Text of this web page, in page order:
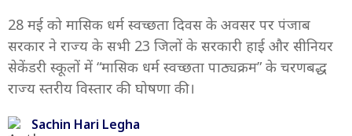
28 मई को मासिक धर्म स्वच्छता दिवस के अवसर पर पंजाब
सरकार ने राज्य के सभी 23 जिलों के सरकारी हाई और सीनियर
सेकेंडरी स्कूलों में “मासिक धर्म स्वच्छता पाठ्यक्रम” के चरणबद्ध
राज्य स्तरीय विस्तार की घोषणा की।
Sachin Hari Legha